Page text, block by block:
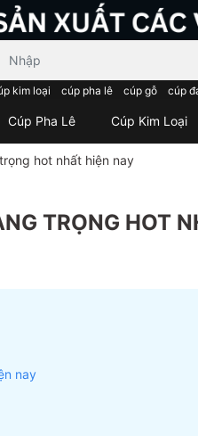
kim loại cúp pha lê cúp gỗ cúp
Cúp Pha Lê Cúp Kim Loại
hot nhất hiện nay
TRỌNG HOT
nay